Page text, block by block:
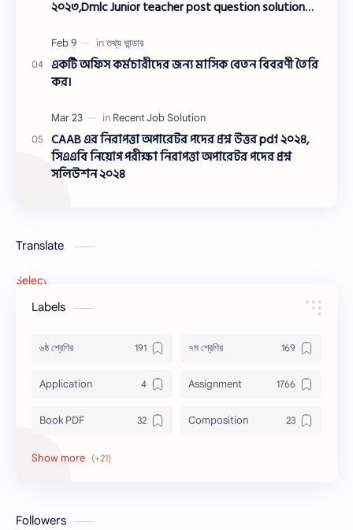
২০২৩,Dmlc Junior teacher post question solution
সমাধান ২০২৩
একটি অফিস কর্মচারীদের জন্য মাসিক বেতন বিবরণী তৈরি
কর।
CAAB এর নিরাপত্তা অপারেটর পদের প্রশ্ন উত্তর pdf ২০২৪,
সিএএবি নিয়োগ পরীক্ষা নিরাপত্তা অপারেটর পদের প্রশ্ন
সলিউশন ২০২৪
Translate
Select Language
Labels
৬ষ্ঠ শ্রেণির ৭ম শ্রেণির
Application Assignment
Book PDF Composition
Honors
Followers